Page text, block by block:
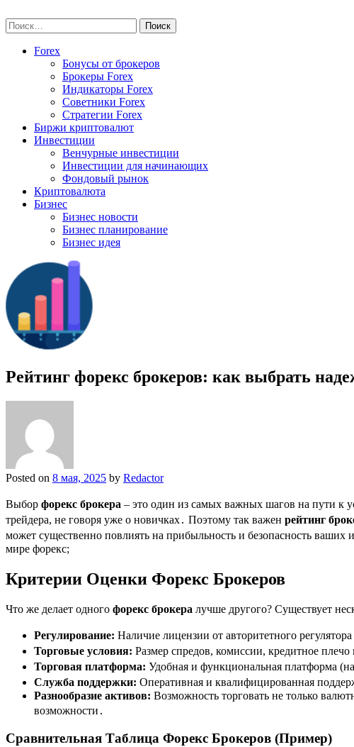
to
content
Найти:
Forex
Бонусы от брокеров
Брокеры Forex
Индикаторы Forex
Советники Forex
Стратегии Forex
Биржи криптовалют
Инвестиции
Венчурные инвестиции
Инвестиции для начинающих
Фондовый рынок
Криптовалюта
Бизнес
Бизнес новости
Бизнес планирование
Бизнес идея
Рейтинг форекс брокеров: как выбрать
Posted on 8 мая, 2025 by Redactor
Выбор форекс брокера – это один из самых важных шагов на пути к
трейдера, не говоря уже о новичках․ Поэтому так важен рейтинг
может существенно повлиять на прибыльность и безопасность
мире форекс;
Критерии Оценки Форекс Брокеров
Что же делает одного форекс брокера лучше другого? Существует
Регулирование: Наличие лицензии от авторитетного
Торговые условия: Размер спредов, комиссии, кредитное
Торговая платформа: Удобная и функциональная платформа
Служба поддержки: Оперативная и квалифицированная
Разнообразие активов: Возможность торговать не только
возможности․
Сравнительная Таблица Форекс Брокеров (Пример)